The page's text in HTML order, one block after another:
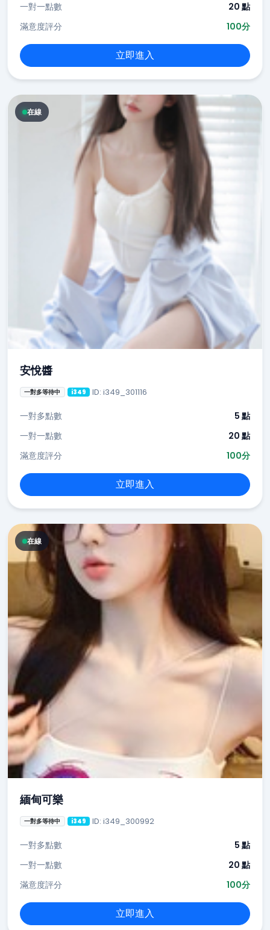
一對一點數
20 點
滿意度評分
100分
立即進入
在線
安悅醬
一對多等待中 i349 ID: i349_301116
一對多點數
5 點
一對一點數
20 點
滿意度評分
100分
立即進入
在線
緬甸可樂
一對多等待中 i349 ID: i349_300992
一對多點數
5 點
一對一點數
20 點
滿意度評分
100分
立即進入